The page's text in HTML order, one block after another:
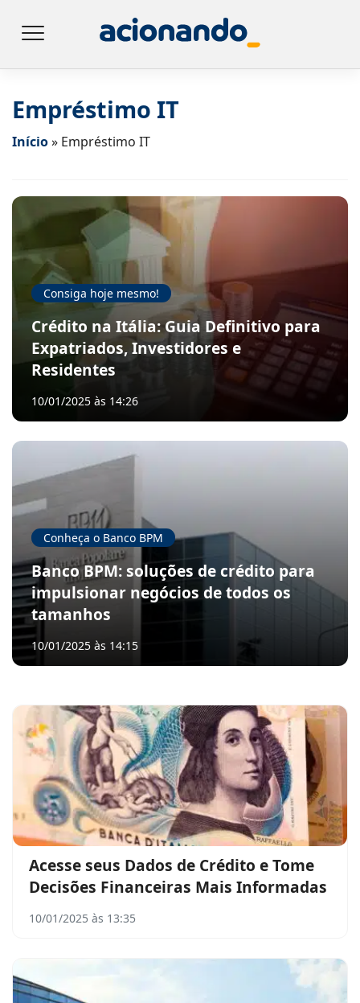
Empréstimo IT
Início» Empréstimo IT
Consiga hoje mesmo!
Crédito na Itália: Guia Definitivo para
Expatriados, Investidores e
Residentes
10/01/2025 às 14:26
Conheça o Banco BPM
Banco BPM: soluções de crédito para
impulsionar negócios de todos os
tamanhos
10/01/2025 às 14:15
Acesse seus Dados de Crédito e Tome
Decisões Financeiras Mais Informadas
10/01/2025 às 13:35